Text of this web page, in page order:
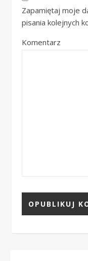
Zapamiętaj moje
pisania kolejnych
Komentarz